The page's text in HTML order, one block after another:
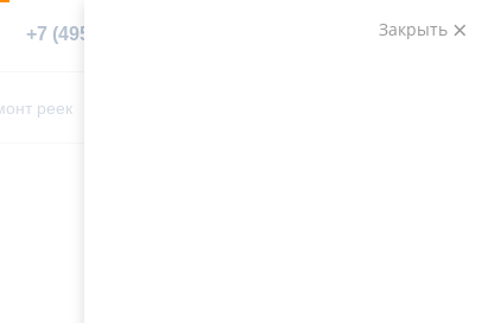
+7 (495) 783-89-82 Заказать звонок
реек
Закрыть